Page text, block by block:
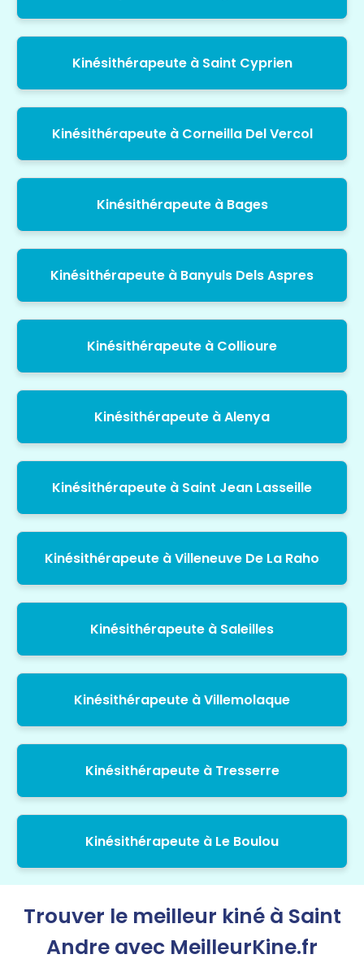
Kinésithérapeute à Saint Cyprien
Kinésithérapeute à Corneilla Del Vercol
Kinésithérapeute à Bages
Kinésithérapeute à Banyuls Dels Aspres
Kinésithérapeute à Collioure
Kinésithérapeute à Alenya
Kinésithérapeute à Saint Jean Lasseille
Kinésithérapeute à Villeneuve De La Raho
Kinésithérapeute à Saleilles
Kinésithérapeute à Villemolaque
Kinésithérapeute à Tresserre
Kinésithérapeute à Le Boulou
Trouver le meilleur kiné à Saint
Andre avec MeilleurKine.fr